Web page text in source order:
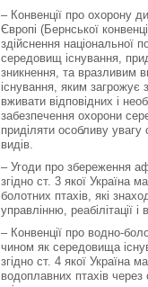
– Конвенції про охорону
Європі (Бернської
здійснення національної
середовищ існування,
зникнення, та вразливим
існування, яким загрожує
вживати відповідних і
забезпечення охорони
приділяти особливу
видів.
– Угоди про збереження
згідно ст. 3 якої Україна
болотних птахів, які
управлінню, реабілітації
– Конвенції про водно-
чином як середовища
згідно ст. 4 якої Україна
водоплавних птахів